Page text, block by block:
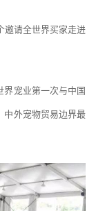
邀请全世界买家走进
界宠业第一次与中国
中外宠物贸易边界最